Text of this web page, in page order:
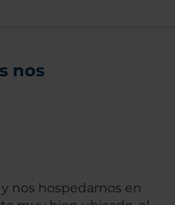
nos
nos hospedamos en